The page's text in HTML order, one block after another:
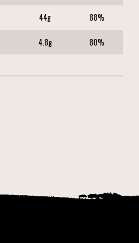
44g 88%
4.8g 80%